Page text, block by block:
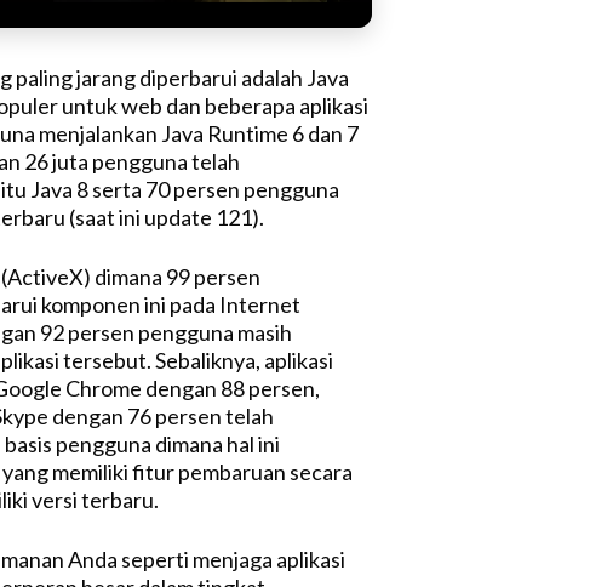
paling jarang diperbarui adalah Java
untuk web dan beberapa aplikasi
menjalankan Java Runtime 6 dan 7
26 juta pengguna telah
Java 8 serta 70 persen pengguna
(saat ini update 121).
dimana 99 persen
komponen ini pada Internet
92 persen pengguna masih
tersebut. Sebaliknya, aplikasi
Chrome dengan 88 persen,
dengan 76 persen telah
pengguna dimana hal ini
memiliki fitur pembaruan secara
versi terbaru.
Anda seperti menjaga aplikasi